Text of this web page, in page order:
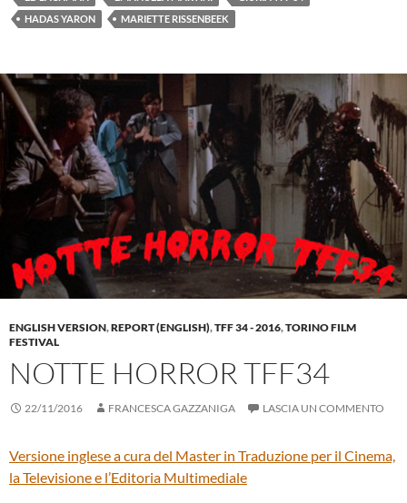
HADAS YARON
MARIETTE RISSENBEEK
ENGLISH VERSION,REPORT (ENGLISH),TFF 34 - 2016,TORINO FILM
FESTIVAL
NOTTE HORROR TFF34
22/11/2016 FRANCESCA GAZZANIGA LASCIA UN COMMENTO
Versione inglese a cura del Master in Traduzione per il Cinema,
la Televisione e l’Editoria Multimediale